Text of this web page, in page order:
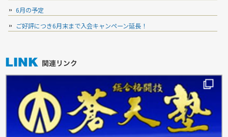
6月の予定
ご好評につき6月末まで入会キャンペーン延長！